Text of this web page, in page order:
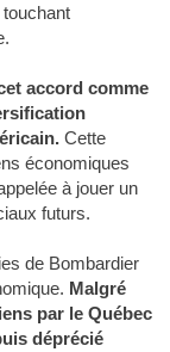
accord comme
Cette
économiques
à jouer un
futurs.
de Bombardier
Malgré
par le Québec
déprécié